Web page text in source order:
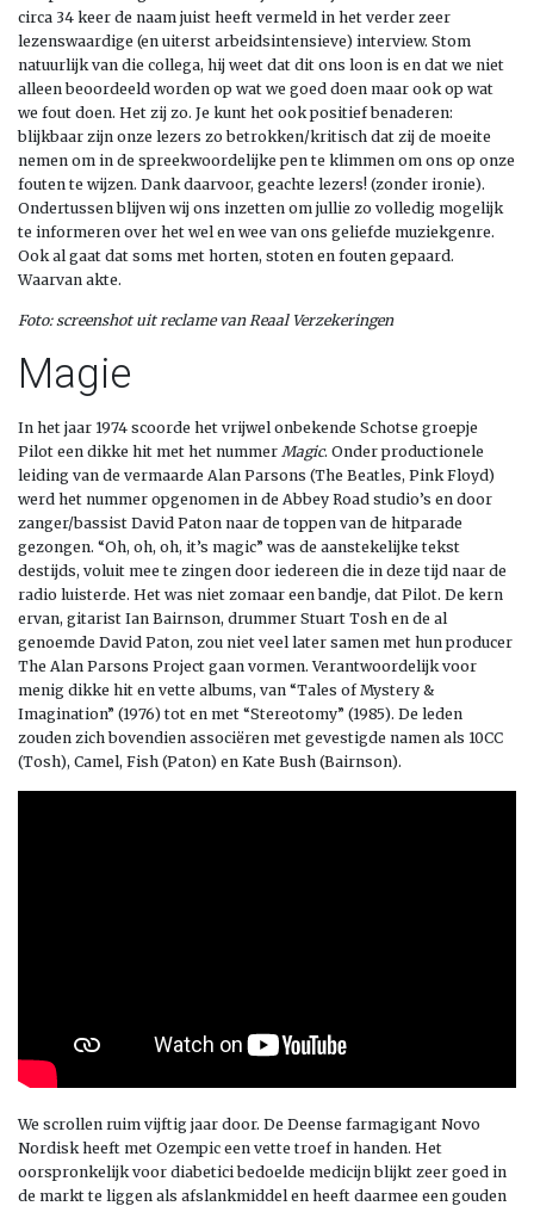
circa 34 keer de naam juist heeft vermeld in het verder zeer
lezenswaardige (en uiterst arbeidsintensieve) interview. Stom
natuurlijk van die collega, hij weet dat dit ons loon is en dat we niet
alleen beoordeeld worden op wat we goed doen maar ook op wat
we fout doen. Het zij zo. Je kunt het ook positief benaderen:
blijkbaar zijn onze lezers zo betrokken/kritisch dat zij de moeite
nemen om in de spreekwoordelijke pen te klimmen om ons op onze
fouten te wijzen. Dank daarvoor, geachte lezers! (zonder ironie).
Ondertussen blijven wij ons inzetten om jullie zo volledig mogelijk
te informeren over het wel en wee van ons geliefde muziekgenre.
Ook al gaat dat soms met horten, stoten en fouten gepaard.
Waarvan akte.
Foto: screenshot uit reclame van Reaal Verzekeringen
Magie
In het jaar 1974 scoorde het vrijwel onbekende Schotse groepje
Pilot een dikke hit met het nummer Magic. Onder productionele
leiding van de vermaarde Alan Parsons (The Beatles, Pink Floyd)
werd het nummer opgenomen in de Abbey Road studio’s en door
zanger/bassist David Paton naar de toppen van de hitparade
gezongen. “Oh, oh, oh, it’s magic” was de aanstekelijke tekst
destijds, voluit mee te zingen door iedereen die in deze tijd naar de
radio luisterde. Het was niet zomaar een bandje, dat Pilot. De kern
ervan, gitarist Ian Bairnson, drummer Stuart Tosh en de al
genoemde David Paton, zou niet veel later samen met hun producer
The Alan Parsons Project gaan vormen. Verantwoordelijk voor
menig dikke hit en vette albums, van “Tales of Mystery &
Imagination” (1976) tot en met “Stereotomy” (1985). De leden
zouden zich bovendien associëren met gevestigde namen als 10CC
(Tosh), Camel, Fish (Paton) en Kate Bush (Bairnson).
We scrollen ruim vijftig jaar door. De Deense farmagigant Novo
Nordisk heeft met Ozempic een vette troef in handen. Het
oorspronkelijk voor diabetici bedoelde medicijn blijkt zeer goed in
de markt te liggen als afslankmiddel en heeft daarmee een gouden